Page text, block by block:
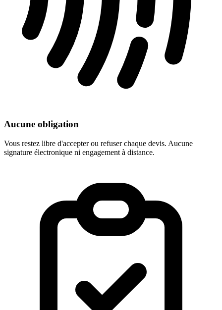
Aucune obligation
Vous restez libre d'accepter ou refuser chaque devis. Aucune
signature électronique ni engagement à distance.